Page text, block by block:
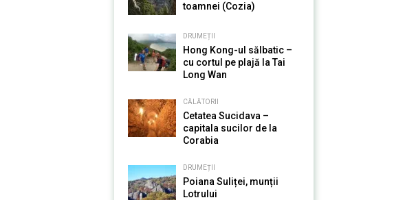
toamnei (Cozia)
DRUMEȚII
Hong Kong-ul sălbatic –
cu cortul pe plajă la Tai
Long Wan
CĂLĂTORII
Cetatea Sucidava –
capitala sucilor de la
Corabia
DRUMEȚII
Poiana Suliței, munții
Lotrului